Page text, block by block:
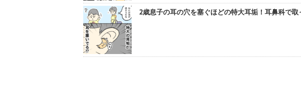
2歳息子の耳の穴を塞ぐほどの特大耳垢！耳鼻科で